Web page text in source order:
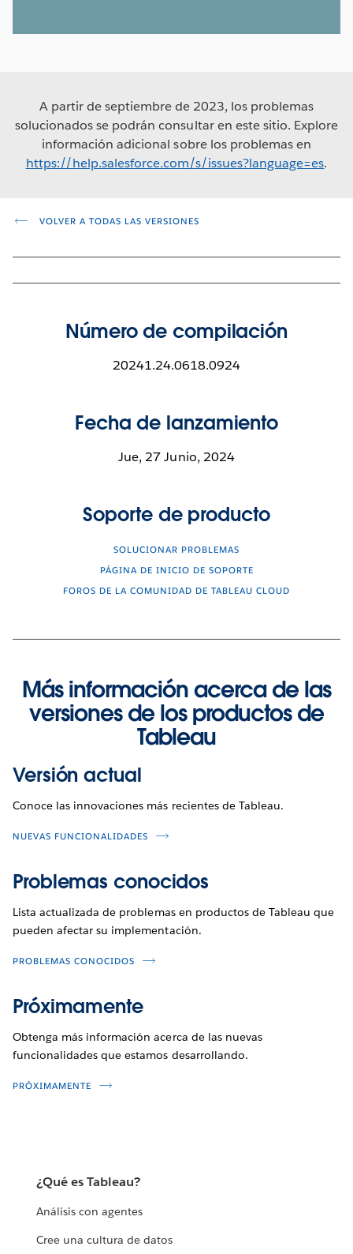
A partir de septiembre de 2023, los problemas
solucionados se podrán consultar en este sitio. Explore
información adicional sobre los problemas en
https://help.salesforce.com/s/issues?language=es.
VOLVER A TODAS LAS VERSIONES
Número de compilación
20241.24.0618.0924
Fecha de lanzamiento
Jue, 27 Junio, 2024
Soporte de producto
SOLUCIONAR PROBLEMAS
PÁGINA DE INICIO DE SOPORTE
FOROS DE LA COMUNIDAD DE TABLEAU CLOUD
Más información acerca de las
versiones de los productos de
Tableau
Versión actual
Conoce las innovaciones más recientes de Tableau.
NUEVAS FUNCIONALIDADES
Problemas conocidos
Lista actualizada de problemas en productos de Tableau que
pueden afectar su implementación.
PROBLEMAS CONOCIDOS
Próximamente
Obtenga más información acerca de las nuevas
funcionalidades que estamos desarrollando.
PRÓXIMAMENTE
¿Qué es Tableau?
Análisis con agentes
Cree una cultura de datos